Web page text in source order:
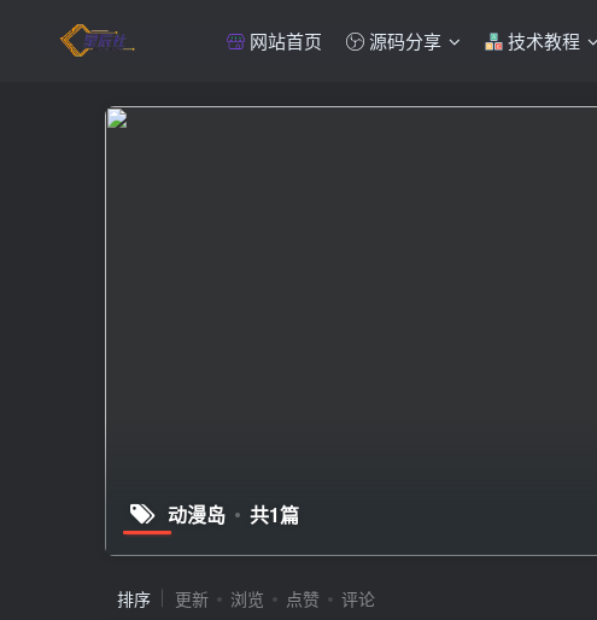
网站首页 源码分享 技术教程
动漫岛 共1篇
排序 更新 浏览 点赞 评论